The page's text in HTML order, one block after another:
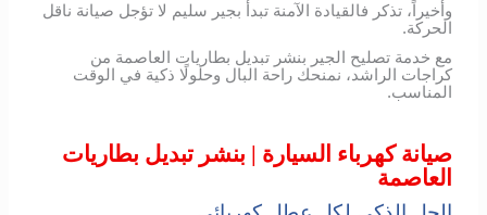
وأخيراً، تذكر فالقيادة الآمنة تبدأ بجير سليم لا تؤجل صيانة ناقل
الحركة.
مع خدمة تصليح الجير بنشر تبديل بطاريات العاصمة من
كراجات الراشد، نمنحك راحة البال وحلولًا ذكية في الوقت
المناسب.
صيانة كهرباء السيارة | بنشر تبديل بطاريات
العاصمة